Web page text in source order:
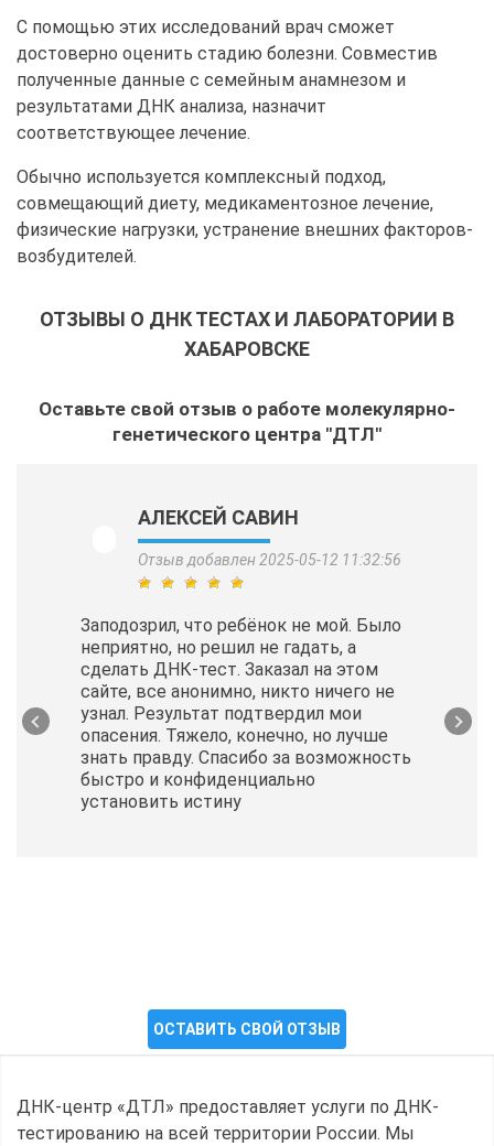
С помощью этих исследований врач сможет
достоверно оценить стадию болезни. Совместив
полученные данные с семейным анамнезом и
результатами ДНК анализа, назначит
соответствующее лечение.
Обычно используется комплексный подход,
совмещающий диету, медикаментозное лечение,
физические нагрузки, устранение внешних факторов-
возбудителей.
ОТЗЫВЫ О ДНК ТЕСТАХ И ЛАБОРАТОРИИ В
ХАБАРОВСКЕ
Оставьте свой отзыв о работе молекулярно-
генетического центра "ДТЛ"
АЛЕКСЕЙ САВИН
Отзыв добавлен 2025-05-12 11:32:56
Заподозрил, что ребёнок не мой. Было
неприятно, но решил не гадать, а
сделать ДНК-тест. Заказал на этом
сайте, все анонимно, никто ничего не
узнал. Результат подтвердил мои
опасения. Тяжело, конечно, но лучше
знать правду. Спасибо за возможность
быстро и конфиденциально
установить истину
ОСТАВИТЬ СВОЙ ОТЗЫВ
ДНК-центр «ДТЛ» предоставляет услуги по ДНК-
тестированию на всей территории России. Мы